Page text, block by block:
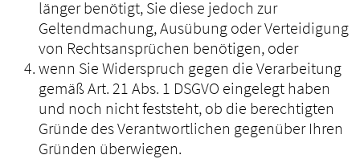
länger benötigt, Sie diese jedoch zur
Geltendmachung, Ausübung oder Verteidigung
von Rechtsansprüchen benötigen, oder
wenn Sie Widerspruch gegen die Verarbeitung
gemäß Art. 21 Abs. 1 DSGVO eingelegt haben
und noch nicht feststeht, ob die berechtigten
Gründe des Verantwortlichen gegenüber Ihren
Gründen überwiegen.